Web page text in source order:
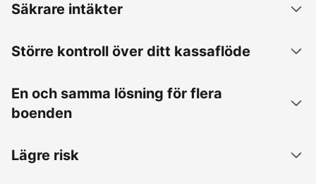
Säkrare intäkter
Större kontroll över ditt kassaflöde
En och samma lösning för flera
boenden
Lägre risk